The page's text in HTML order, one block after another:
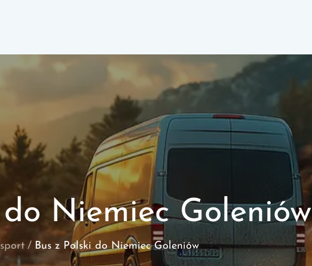
Niemiec Goleniów
Bus z Polski do Niemiec Goleniów